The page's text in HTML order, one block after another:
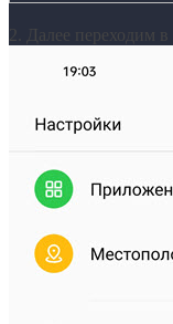
2. Далее переходим